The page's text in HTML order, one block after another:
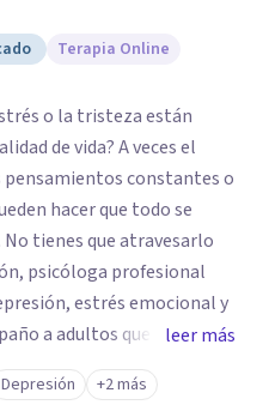
Terapia Online
o la tristeza están
de vida? A veces el
constantes o
hacer que todo se
tienes que atravesarlo
estrés emocional y
a adultos que buscan
fortalecer su
emocional a través
leer más
Depresión +2 más